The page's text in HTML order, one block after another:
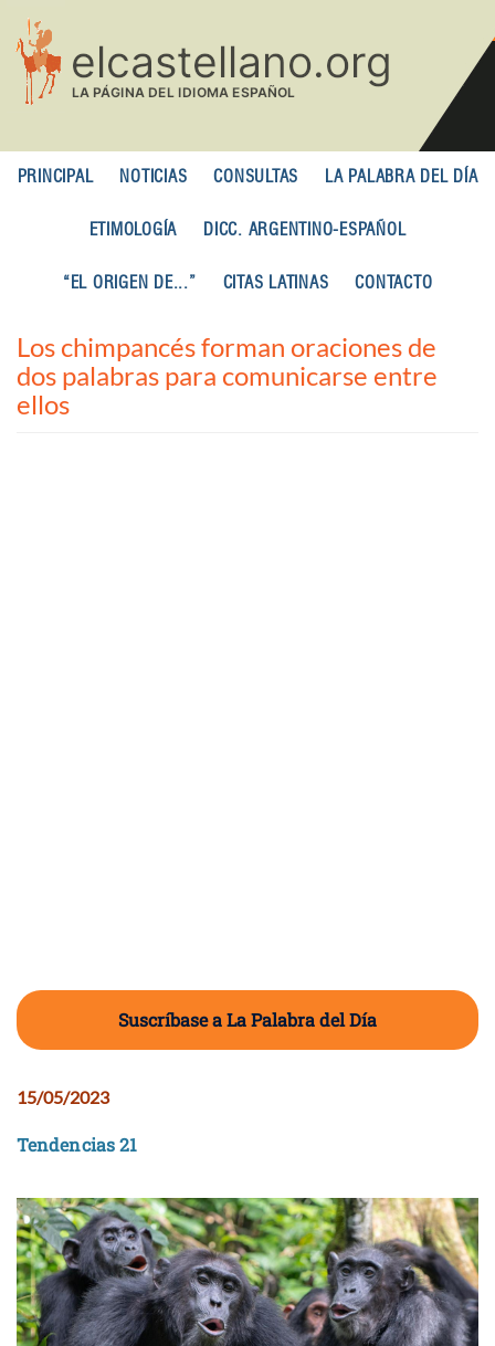
contenido
principal
PRINCIPAL NOTICIAS CONSULTAS LA PALABRA DEL DÍA
ETIMOLOGÍA DICC. ARGENTINO-ESPAÑOL
“EL ORIGEN DE...” CITAS LATINAS CONTACTO
Los chimpancés forman oraciones de
dos palabras para comunicarse entre
ellos
Suscríbase a La Palabra del Día
15/05/2023
Tendencias 21